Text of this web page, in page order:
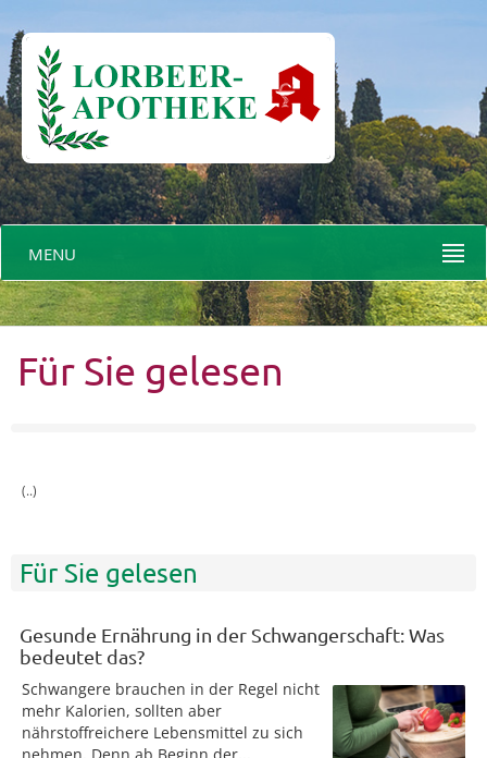
MENU
Für Sie gelesen
(..)
Für Sie gelesen
Gesunde Ernährung in der Schwangerschaft: Was
bedeutet das?
Schwangere brauchen in der Regel nicht
mehr Kalorien, sollten aber
nährstoffreichere Lebensmittel zu sich